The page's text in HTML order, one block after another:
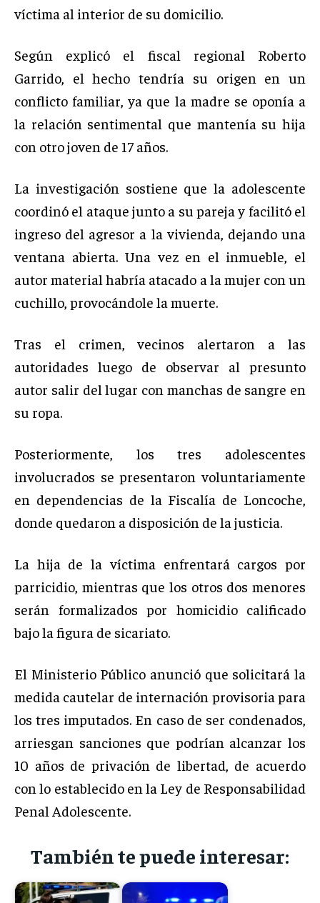
víctima al interior de su domicilio.
Según explicó el fiscal regional Roberto
Garrido, el hecho tendría su origen en un
conflicto familiar, ya que la madre se oponía a
la relación sentimental que mantenía su hija
con otro joven de 17 años.
La investigación sostiene que la adolescente
coordinó el ataque junto a su pareja y facilitó el
ingreso del agresor a la vivienda, dejando una
ventana abierta. Una vez en el inmueble, el
autor material habría atacado a la mujer con un
cuchillo, provocándole la muerte.
Tras el crimen, vecinos alertaron a las
autoridades luego de observar al presunto
autor salir del lugar con manchas de sangre en
su ropa.
Posteriormente, los tres adolescentes
involucrados se presentaron voluntariamente
en dependencias de la Fiscalía de Loncoche,
donde quedaron a disposición de la justicia.
La hija de la víctima enfrentará cargos por
parricidio, mientras que los otros dos menores
serán formalizados por homicidio calificado
bajo la figura de sicariato.
El Ministerio Público anunció que solicitará la
medida cautelar de internación provisoria para
los tres imputados. En caso de ser condenados,
arriesgan sanciones que podrían alcanzar los
10 años de privación de libertad, de acuerdo
con lo establecido en la Ley de Responsabilidad
Penal Adolescente.
También te puede interesar: